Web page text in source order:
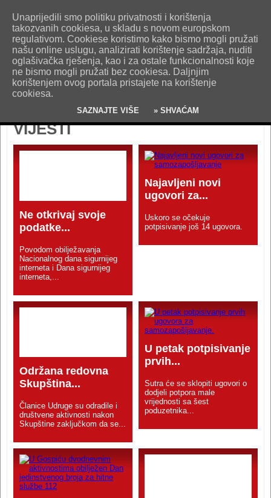
O nama Kontakt Oglašavanje Impresum
Uvjeti korištenja
Pošaljite nam vijest!
VIJESTI
Ne otkrivaj svoje
podatke...
Povodom obilježavanja
Nacionalnog dana sigurnijeg
interneta i Dana sigurnijeg
interneta,...
Najavljeni novi
ugovori za...
Uskoro se očekuje
potpisivanje još 14 ugovora.
Održana redovna
Skupština...
Članice Udruge su odradile i
društvene aktivnosti nakon
Skupštine zaključkom da se...
U petak potpisivanje
prvih...
Sutra će se sklopiti ugovori o
dodjeli potpora male
vrijednosti sa šest
poduzetnika...
Unaprijedili smo politiku privatnosti i korištenja
takozvanih cookiesa, u skladu s novom europskom
regulativom. Cookiese koristimo kako bismo mogli pružati
našu online uslugu, analizirati korištenje sadržaja, nuditi
oglašivačka rješenja, kao i za ostale funkcionalnosti koje
ne bismo mogli pružati bez cookiesa. Daljnjim
korištenjem ovog portala pristajete na korištenje
cookiesa.
SAZNAJTE VIŠE » SHVAĆAM